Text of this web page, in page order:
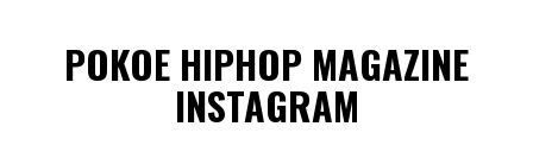
POKOE HIPHOP MAGAZINE
INSTAGRAM